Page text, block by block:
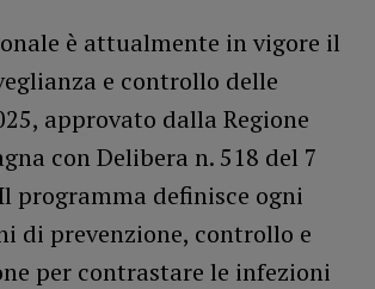
è attualmente in vigore il
e controllo delle
approvato dalla Regione
con Delibera n. 518 del 7
programma definisce ogni
di prevenzione, controllo e
per contrastare le infezioni